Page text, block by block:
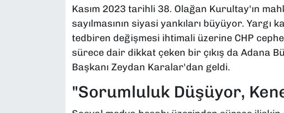
Kasım 2023 tarihli 38. Olağan Kurultay'ın
sayılmasının siyasi yankıları büyüyor. Yargı
tedbiren değişmesi ihtimali üzerine CHP
sürece dair dikkat çeken bir çıkış da Adana
Başkanı Zeydan Karalar'dan geldi.
"Sorumluluk Düşüyor,